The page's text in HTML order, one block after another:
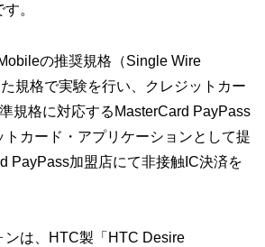
。
の推奨規格（Single Wire
規格で実験を行い、クレジットカー
規格に対応するMasterCard PayPass
トカード・アプリケーションとして提
PayPass加盟店にて非接触IC決済を
ンは、HTC製「HTC Desire